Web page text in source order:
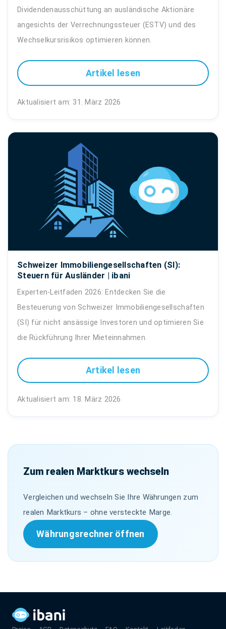
Dividendenausschüttung an ausländische Aktionäre
angesichts der Verrechnungssteuer (ESTV) und des
Wechselkursrisikos optimieren können.
Artikel lesen
Aktualisiert am: 31. März 2026
Schweizer Immobiliengesellschaften (SI):
Steuern für Ausländer | ibani
Experten-Leitfaden 2026: Entdecken Sie die
Besteuerung von Schweizer Immobiliengesellschaften
(SI) für nicht ansässige Investoren und optimieren Sie
die Rückführung Ihrer Mieteinnahmen.
Artikel lesen
Aktualisiert am: 18. März 2026
Zum realen Marktkurs wechseln
Vergleichen und wechseln Sie Ihre Währungen zum
realen Marktkurs – ohne versteckte Marge.
Währungsrechner öffnen